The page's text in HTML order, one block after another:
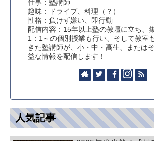
仕事：塾講師
趣味：ドライブ、料理（？）
性格：負けず嫌い、即行動
配信内容：15年以上塾の教壇に立ち、
1：1～の個別授業も行い、そして教室
きた塾講師が、小・中・高生、または
益な情報を配信します！
人気記事